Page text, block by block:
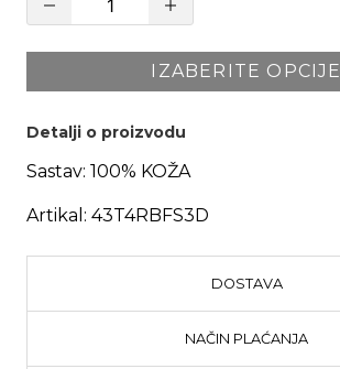
IZABERITE OPCIJE
Detalji o proizvodu
Sastav: 100% KOŽA
Artikal: 43T4RBFS3D
DOSTAVA
NAČIN PLAĆANJA